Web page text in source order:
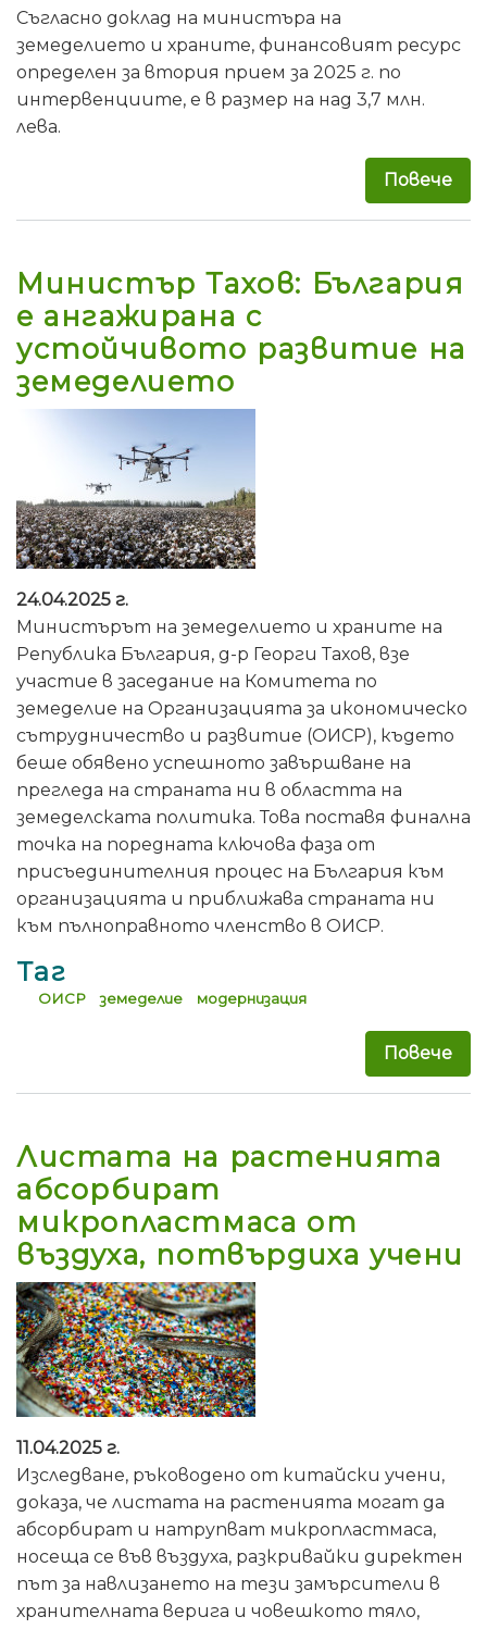
Съгласно доклад на министъра на
земеделието и храните, финансовият ресурс
определен за втория прием за 2025 г. по
интервенциите, е в размер на над 3,7 млн.
лева.
Повече
Министър Тахов: България
е ангажирана с
устойчивото развитие на
земеделието
24.04.2025 г.
Министърът на земеделието и храните на
Република България, д-р Георги Тахов, взе
участие в заседание на Комитета по
земеделие на Организацията за икономическо
сътрудничество и развитие (ОИСР), където
беше обявено успешното завършване на
прегледа на страната ни в областта на
земеделската политика. Това поставя финална
точка на поредната ключова фаза от
присъединителния процес на България към
организацията и приближава страната ни
към пълноправното членство в ОИСР.
Таг
ОИСР земеделие модернизация
Повече
Листата на растенията
абсорбират
микропластмаса от
въздуха, потвърдиха учени
11.04.2025 г.
Изследване, ръководено от китайски учени,
доказа, че листата на растенията могат да
абсорбират и натрупват микропластмаса,
носеща се във въздуха, разкривайки директен
път за навлизането на тези замърсители в
хранителната верига и човешкото тяло,